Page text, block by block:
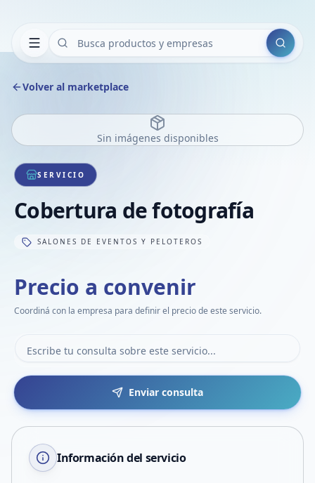
Buscar
Volver al marketplace
Sin imágenes disponibles
SERVICIO
Cobertura de fotografía
SALONES DE EVENTOS Y PELOTEROS
Precio a convenir
Coordiná con la empresa para definir el precio de este servicio.
Enviar consulta
Información del servicio